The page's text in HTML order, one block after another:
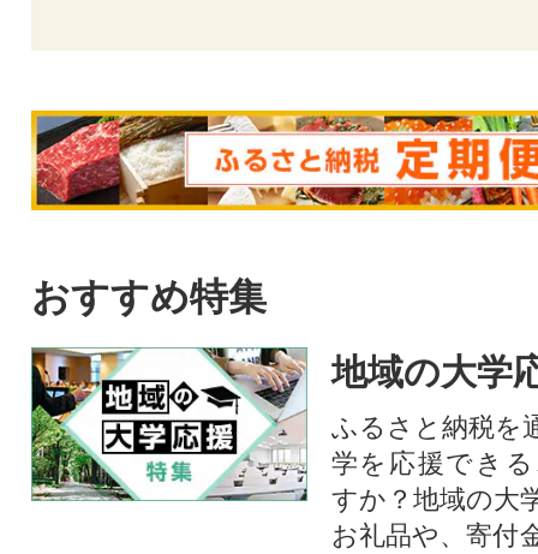
おすすめ特集
地域の大学
ふるさと納税を
学を応援でき
すか？地域の大
お礼品や、寄付